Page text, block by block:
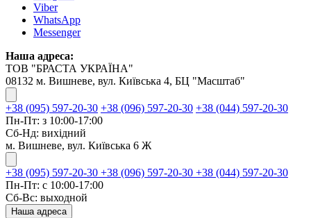
Viber
WhatsApp
Messenger
Наша адреса:
ТОВ "БРАСТА УКРАЇНА"
08132 м. Вишневе, вул. Київська 4, БЦ "Масштаб"
+38 (095) 597-20-30 +38 (096) 597-20-30 +38 (044) 597-20-30
Пн-Пт: з 10:00-17:00
Сб-Нд: вихідний
м. Вишневе, вул. Київська 6 Ж
+38 (095) 597-20-30 +38 (096) 597-20-30 +38 (044) 597-20-30
Пн-Пт: с 10:00-17:00
Сб-Вс: выходной
Наша адреса